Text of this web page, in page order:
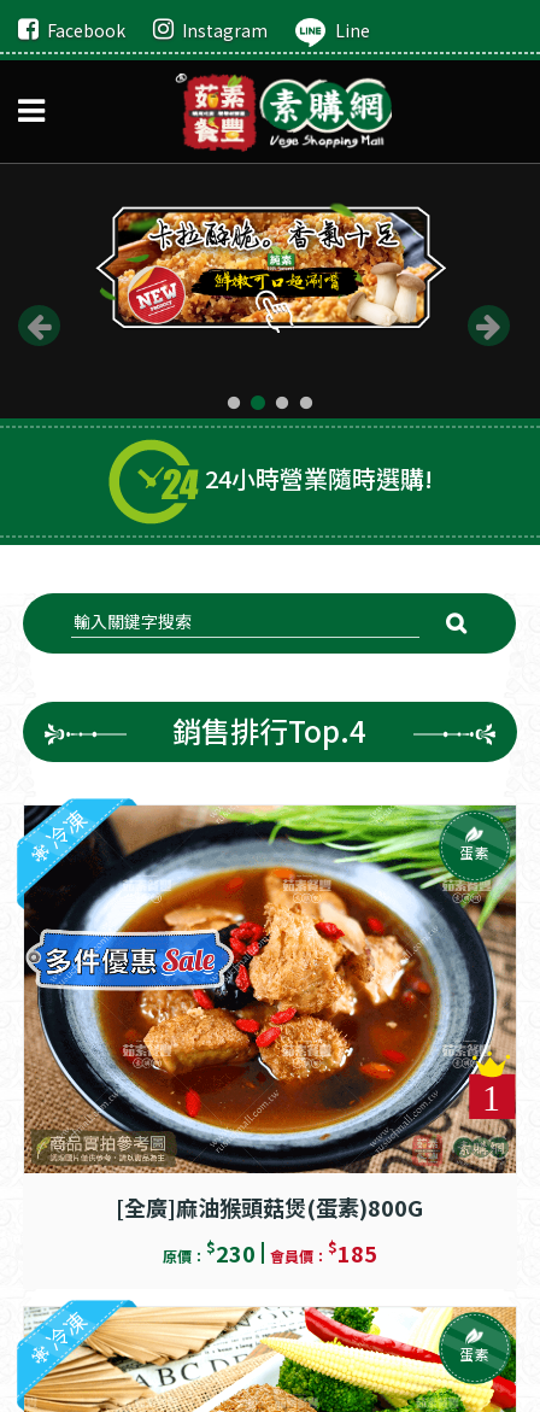
Facebook Instagram Line
24小時營業隨時選購!
銷售排行Top.4
[全廣]麻油猴頭菇煲(蛋素)800G
原價： $230 會員價： $185
冷凍 蛋素
冷凍 蛋素